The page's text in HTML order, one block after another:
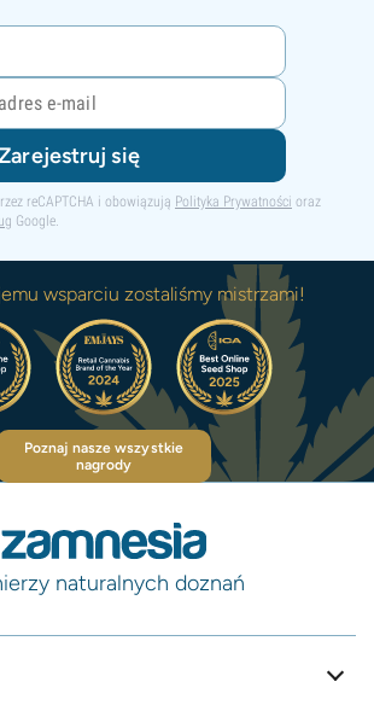
się
reCAPTCHA i obowiązują Polityka Prywatności oraz
Google.
wsparciu zostaliśmy mistrzami!
Poznaj nasze wszystkie
nagrody
naturalnych doznań